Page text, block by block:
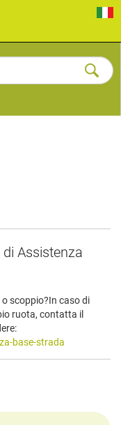
Assistenza
scoppio?In caso di
ruota, contatta il
base-strada